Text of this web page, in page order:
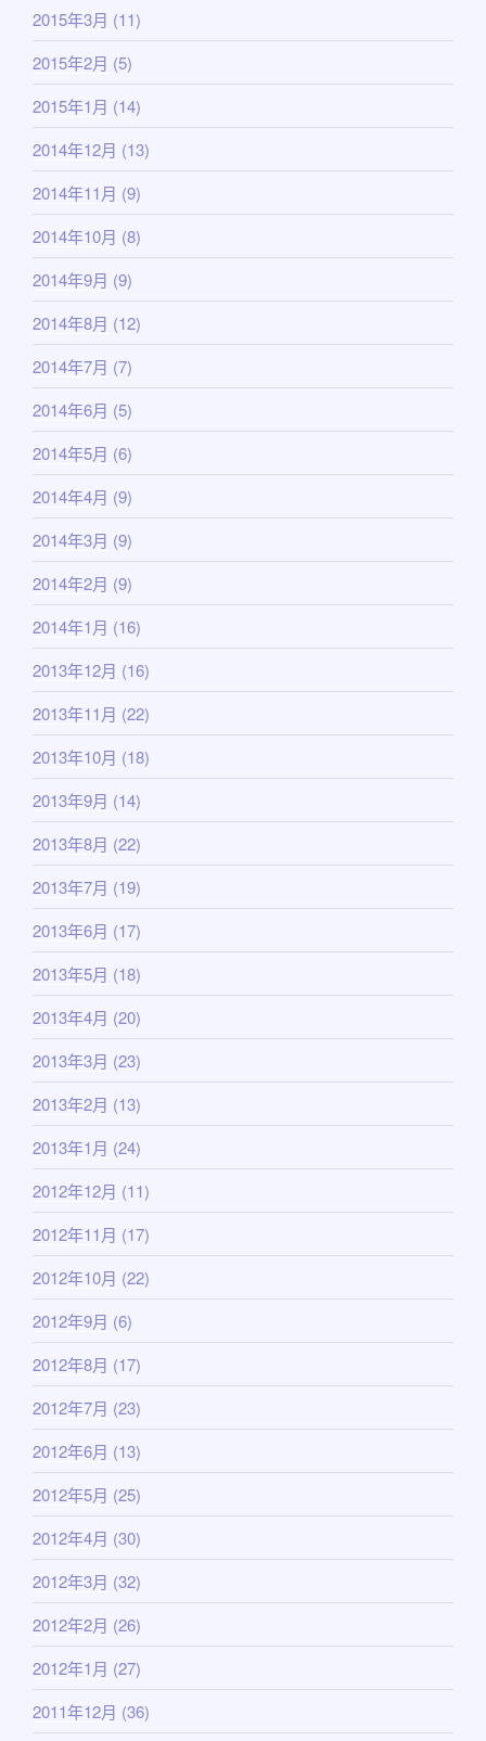
2015年3月 (11)
2015年2月 (5)
2015年1月 (14)
2014年12月 (13)
2014年11月 (9)
2014年10月 (8)
2014年9月 (9)
2014年8月 (12)
2014年7月 (7)
2014年6月 (5)
2014年5月 (6)
2014年4月 (9)
2014年3月 (9)
2014年2月 (9)
2014年1月 (16)
2013年12月 (16)
2013年11月 (22)
2013年10月 (18)
2013年9月 (14)
2013年8月 (22)
2013年7月 (19)
2013年6月 (17)
2013年5月 (18)
2013年4月 (20)
2013年3月 (23)
2013年2月 (13)
2013年1月 (24)
2012年12月 (11)
2012年11月 (17)
2012年10月 (22)
2012年9月 (6)
2012年8月 (17)
2012年7月 (23)
2012年6月 (13)
2012年5月 (25)
2012年4月 (30)
2012年3月 (32)
2012年2月 (26)
2012年1月 (27)
2011年12月 (36)